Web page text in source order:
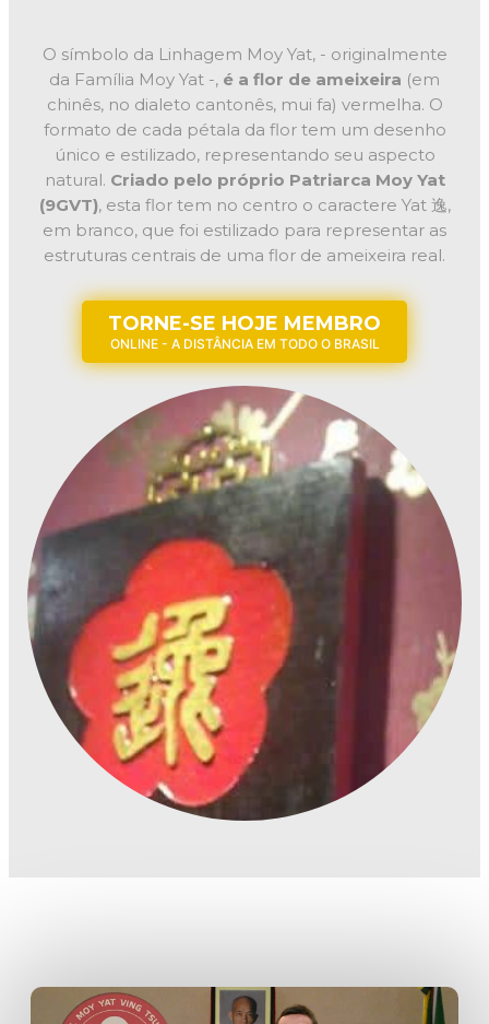
O símbolo da Linhagem Moy Yat, - originalmente
da Família Moy Yat -, é a flor de ameixeira (em
chinês, no dialeto cantonês, mui fa) vermelha. O
formato de cada pétala da flor tem um desenho
único e estilizado, representando seu aspecto
natural. Criado pelo próprio Patriarca Moy Yat
(9GVT), esta flor tem no centro o caractere Yat 逸,
em branco, que foi estilizado para representar as
estruturas centrais de uma flor de ameixeira real.
TORNE-SE HOJE MEMBRO
ONLINE - A DISTÂNCIA EM TODO O BRASIL